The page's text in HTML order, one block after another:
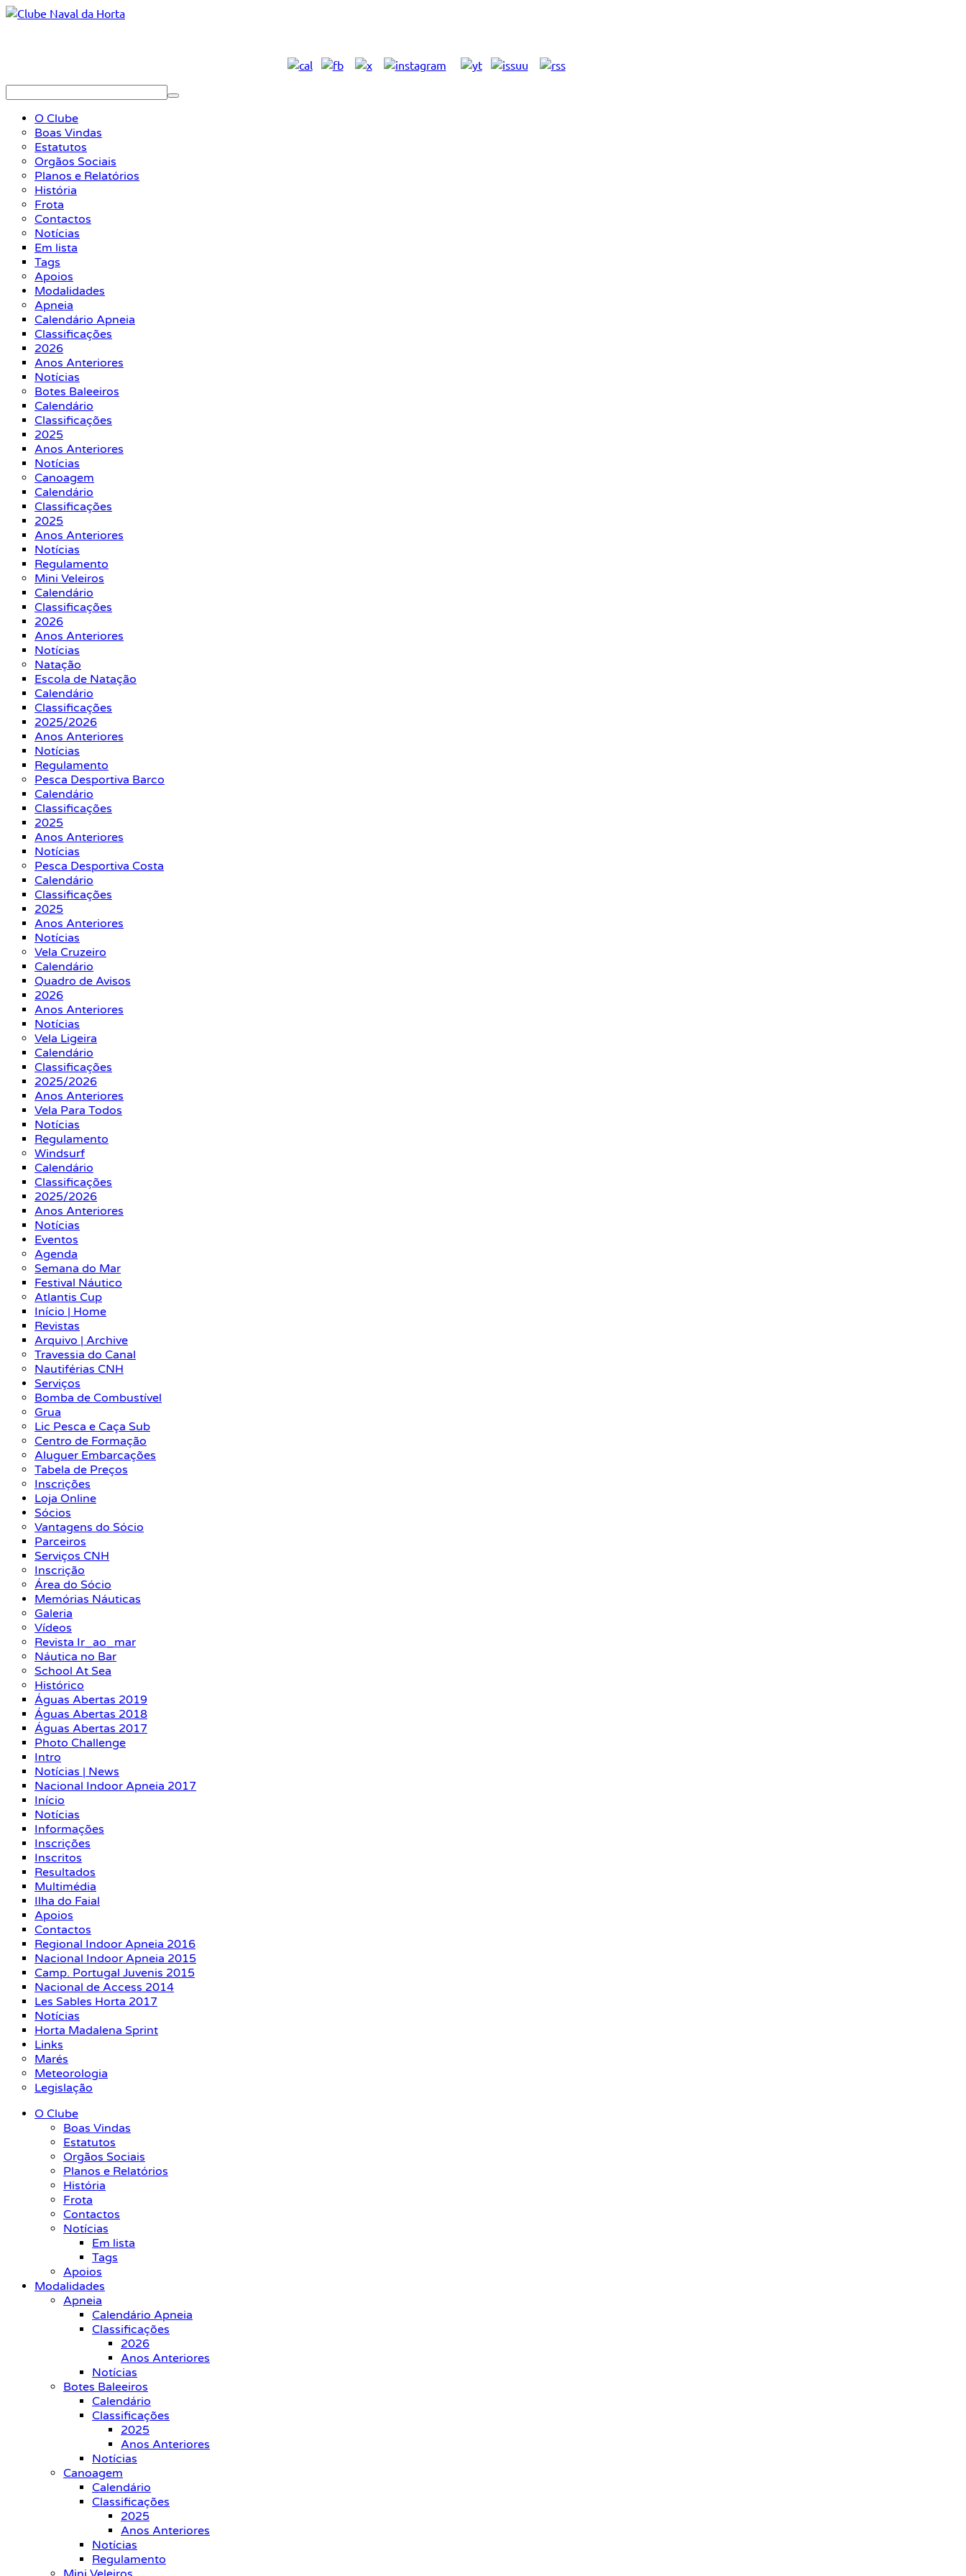
O Clube
Boas Vindas
Estatutos
Orgãos Sociais
Planos e Relatórios
História
Frota
Contactos
Notícias
Em lista
Tags
Apoios
Modalidades
Apneia
Calendário Apneia
Classificações
2026
Anos Anteriores
Notícias
Botes Baleeiros
Calendário
Classificações
2025
Anos Anteriores
Notícias
Canoagem
Calendário
Classificações
2025
Anos Anteriores
Notícias
Regulamento
Mini Veleiros
Calendário
Classificações
2026
Anos Anteriores
Notícias
Natação
Escola de Natação
Calendário
Classificações
2025/2026
Anos Anteriores
Notícias
Regulamento
Pesca Desportiva Barco
Calendário
Classificações
2025
Anos Anteriores
Notícias
Pesca Desportiva Costa
Calendário
Classificações
2025
Anos Anteriores
Notícias
Vela Cruzeiro
Calendário
Quadro de Avisos
2026
Anos Anteriores
Notícias
Vela Ligeira
Calendário
Classificações
2025/2026
Anos Anteriores
Vela Para Todos
Notícias
Regulamento
Windsurf
Calendário
Classificações
2025/2026
Anos Anteriores
Notícias
Eventos
Agenda
Semana do Mar
Festival Náutico
Atlantis Cup
Início | Home
Revistas
Arquivo | Archive
Travessia do Canal
Nautiférias CNH
Serviços
Bomba de Combustível
Grua
Lic Pesca e Caça Sub
Centro de Formação
Aluguer Embarcações
Tabela de Preços
Inscrições
Loja Online
Sócios
Vantagens do Sócio
Parceiros
Serviços CNH
Inscrição
Área do Sócio
Memórias Náuticas
Galeria
Vídeos
Revista Ir_ao_mar
Náutica no Bar
School At Sea
Histórico
Águas Abertas 2019
Águas Abertas 2018
Águas Abertas 2017
Photo Challenge
Intro
Notícias | News
Nacional Indoor Apneia 2017
Início
Notícias
Informações
Inscrições
Inscritos
Resultados
Multimédia
Ilha do Faial
Apoios
Contactos
Regional Indoor Apneia 2016
Nacional Indoor Apneia 2015
Camp. Portugal Juvenis 2015
Nacional de Access 2014
Les Sables Horta 2017
Notícias
Horta Madalena Sprint
Links
Marés
Meteorologia
Legislação
O Clube
Boas Vindas
Estatutos
Orgãos Sociais
Planos e Relatórios
História
Frota
Contactos
Notícias
Em lista
Tags
Apoios
Modalidades
Apneia
Calendário Apneia
Classificações
2026
Anos Anteriores
Notícias
Botes Baleeiros
Calendário
Classificações
2025
Anos Anteriores
Notícias
Canoagem
Calendário
Classificações
2025
Anos Anteriores
Notícias
Regulamento